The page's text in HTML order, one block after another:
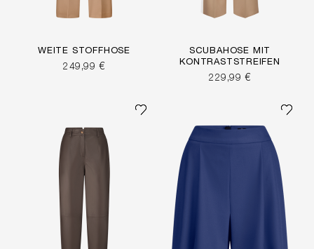
WEITE STOFFHOSE
249,99 €
SCUBAHOSE MIT
KONTRASTSTREIFEN
229,99 €